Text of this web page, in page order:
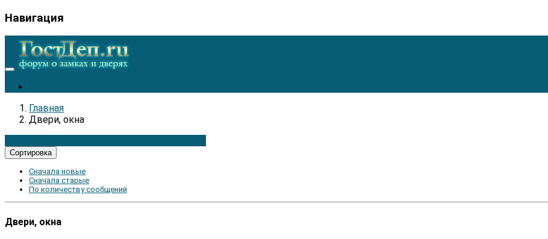
Навигация
Главная
Двери, окна
Сортировка
Сначала новые
Сначала старые
По количеству сообщений
Двери, окна